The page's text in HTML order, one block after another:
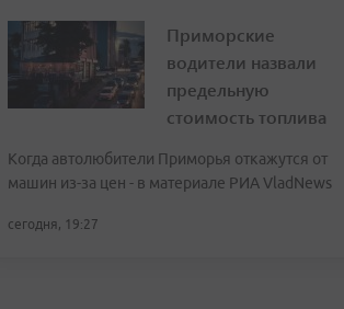
Приморские
водители назвали
предельную
стоимость топлива
Когда автолюбители Приморья откажутся от
машин из-за цен - в материале РИА VladNews
сегодня, 19:27